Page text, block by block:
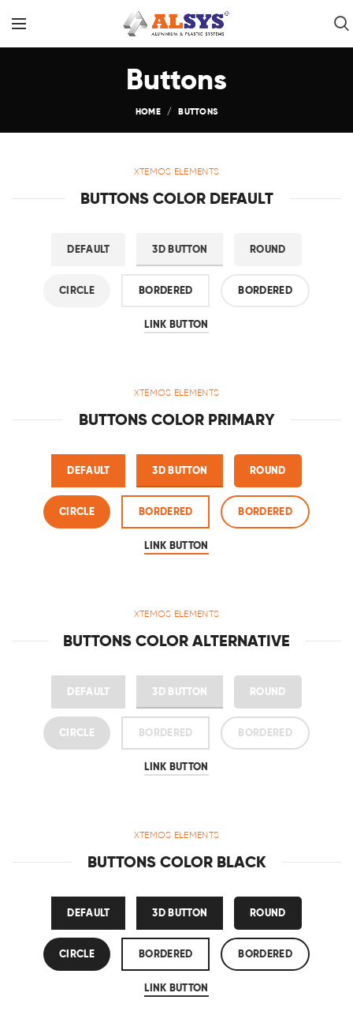
Buttons
HOME BUTTONS
XTEMOS ELEMENTS
BUTTONS COLOR DEFAULT
DEFAULT 3D BUTTON ROUND
CIRCLE BORDERED BORDERED
LINK BUTTON
XTEMOS ELEMENTS
BUTTONS COLOR PRIMARY
DEFAULT 3D BUTTON ROUND
CIRCLE BORDERED BORDERED
LINK BUTTON
XTEMOS ELEMENTS
BUTTONS COLOR ALTERNATIVE
DEFAULT 3D BUTTON ROUND
CIRCLE BORDERED BORDERED
LINK BUTTON
XTEMOS ELEMENTS
BUTTONS COLOR BLACK
DEFAULT 3D BUTTON ROUND
CIRCLE BORDERED BORDERED
LINK BUTTON